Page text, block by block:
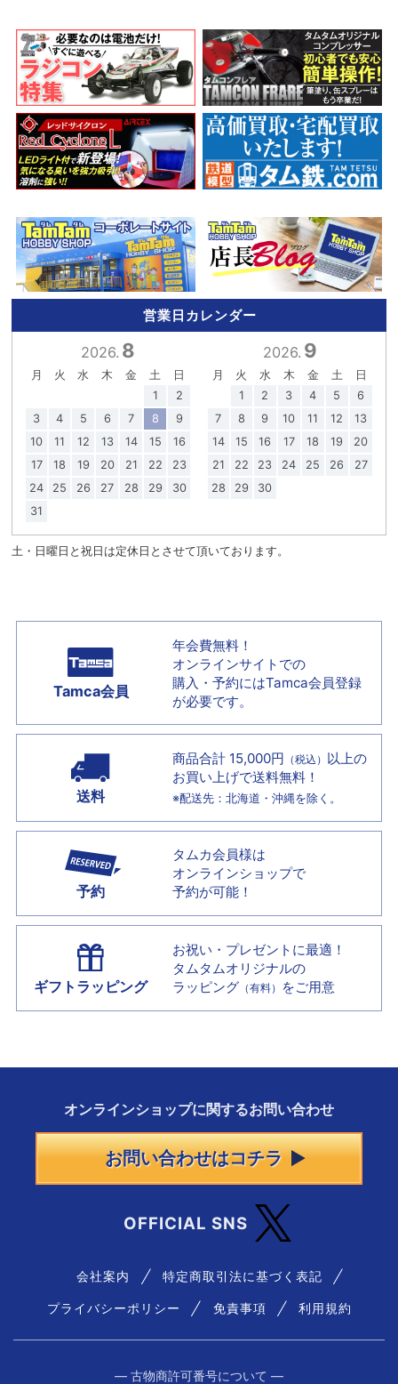
営業日カレンダー
2026. 8
月 火 水 木 金 土
日
1
2
3
4 5 6 7 8
9
10
11 12 13 14 15
16
17
18 19 20 21 22
23
24
25 26 27 28 29
30
31
2026. 9
月 火 水 木 金 土
日
1
2 3 4 5
6
7
8 9 10 11 12
13
14
15 16 17 18 19
20
21
22 23 24 25 26
27
28
29 30
土・日曜日と祝日は定休日とさせて頂いております。
Tamca会員
年会費無料！
オンラインサイトでの
購入・予約にはTamca会員登録
が必要です。
送料
商品合計 15,000円 （税込） 以上の
お買い上げで送料無料！
※配送先：北海道・沖縄を除く。
予約
タムカ会員様は
オンラインショップで
予約が可能！
ギフトラッピング
お祝い・プレゼントに最適！
タムタムオリジナルの
ラッピング （有料） をご用意
オンラインショップに関するお問い合わせ
お問い合わせはコチラ
OFFICIAL SNS
会社案内 特定商取引法に基づく表記
プライバシーポリシー 免責事項 利用規約
― 古物商許可番号について ―